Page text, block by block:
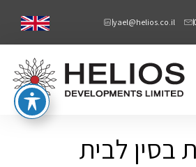
yael@helios.co.il
בסין לבית